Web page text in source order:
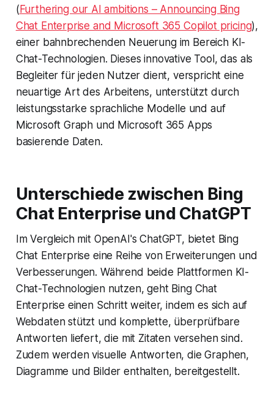
( Furthering our AI ambitions – Announcing Bing
Chat Enterprise and Microsoft 365 Copilot pricing),
einer bahnbrechenden Neuerung im Bereich KI-
Chat-Technologien. Dieses innovative Tool, das als
Begleiter für jeden Nutzer dient, verspricht eine
neuartige Art des Arbeitens, unterstützt durch
leistungsstarke sprachliche Modelle und auf
Microsoft Graph und Microsoft 365 Apps
basierende Daten.
Unterschiede zwischen Bing
Chat Enterprise und ChatGPT
Im Vergleich mit OpenAI's ChatGPT, bietet Bing
Chat Enterprise eine Reihe von Erweiterungen und
Verbesserungen. Während beide Plattformen KI-
Chat-Technologien nutzen, geht Bing Chat
Enterprise einen Schritt weiter, indem es sich auf
Webdaten stützt und komplette, überprüfbare
Antworten liefert, die mit Zitaten versehen sind.
Zudem werden visuelle Antworten, die Graphen,
Diagramme und Bilder enthalten, bereitgestellt.